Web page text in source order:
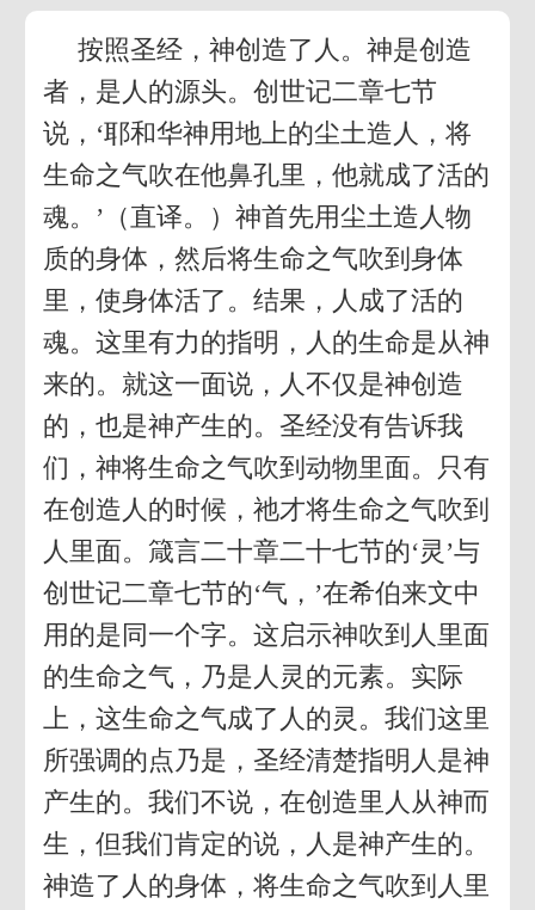
按照圣经，神创造了人。神是创造
者，是人的源头。创世记二章七节
说，‘耶和华神用地上的尘土造人，将
生命之气吹在他鼻孔里，他就成了活的
魂。’（直译。）神首先用尘土造人物
质的身体，然后将生命之气吹到身体
里，使身体活了。结果，人成了活的
魂。这里有力的指明，人的生命是从神
来的。就这一面说，人不仅是神创造
的，也是神产生的。圣经没有告诉我
们，神将生命之气吹到动物里面。只有
在创造人的时候，祂才将生命之气吹到
人里面。箴言二十章二十七节的‘灵’与
创世记二章七节的‘气，’在希伯来文中
用的是同一个字。这启示神吹到人里面
的生命之气，乃是人灵的元素。实际
上，这生命之气成了人的灵。我们这里
所强调的点乃是，圣经清楚指明人是神
产生的。我们不说，在创造里人从神而
生，但我们肯定的说，人是神产生的。
神造了人的身体，将生命之气吹到人里